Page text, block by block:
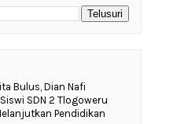
Bulus, Dian Nafi
SDN 2 Tlogoweru
Pendidikan